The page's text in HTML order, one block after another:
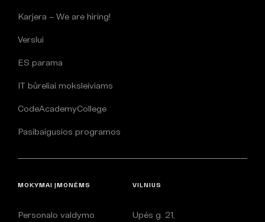
Karjera – We are hiring!
Verslui
ES parama
IT būreliai moksleiviams
CodeAcademyCollege
Pasibaigusios programos
MOKYMAI ĮMONĖMS
Personalo valdymo
VILNIUS
Upės g. 21,